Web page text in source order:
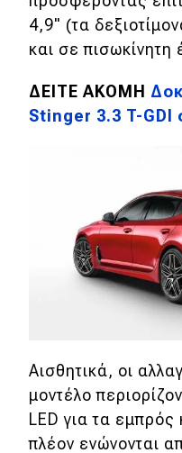
Test Drive
Δοκιμή
Αποστολή
Συγκρίνουμε
Formula 1
Motorsport
Eco
Νέα
Τεχνολογία
4,9" (τα
και σε πισωκίνητη
ΔΕΙΤΕ ΑΚΟΜΗ
Stinger 3.3 T-GDI
Αισθητικά, οι
μοντέλο
LED για τα
πλέον ενώνονται